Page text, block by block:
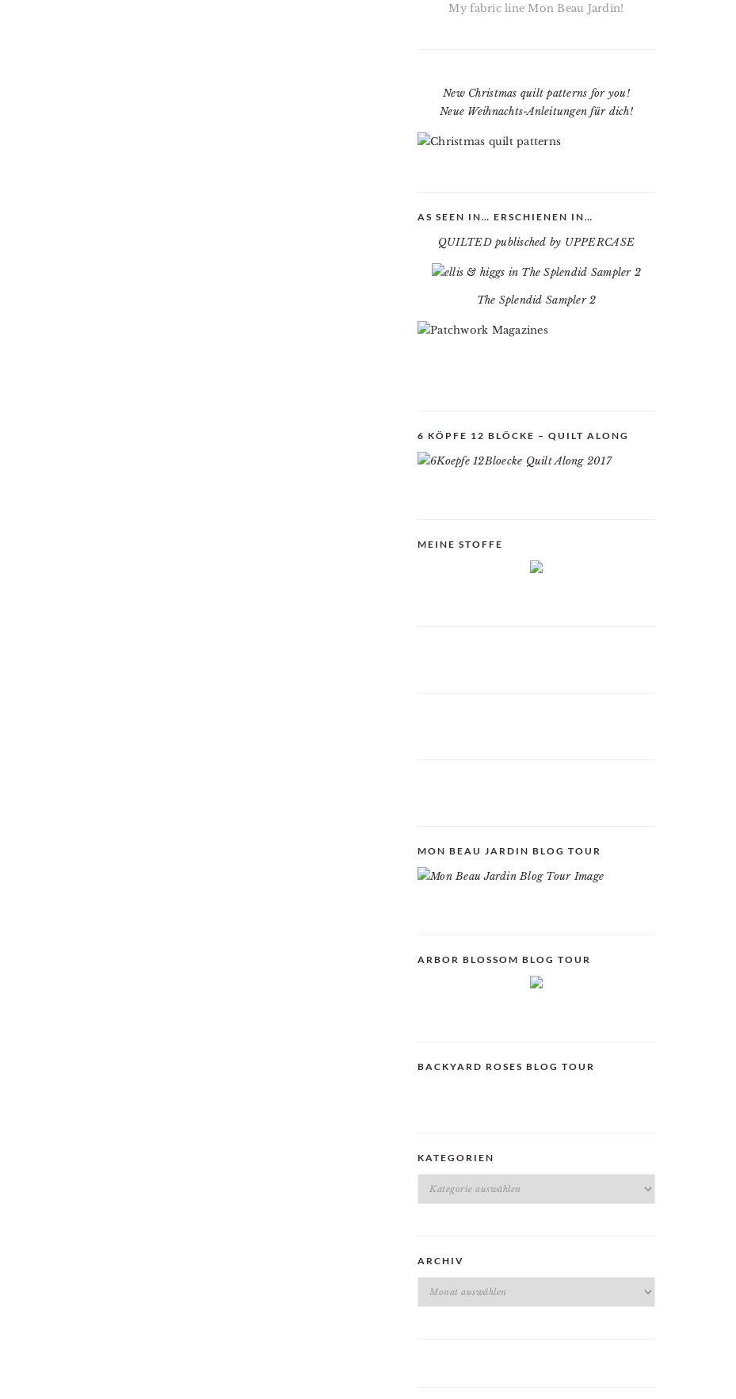
My fabric line Mon Beau Jardin!
New Christmas quilt patterns for you!
Neue Weihnachts-Anleitungen für dich!
AS SEEN IN… ERSCHIENEN IN…
QUILTED publisched by UPPERCASE
The Splendid Sampler 2
6 KÖPFE 12 BLÖCKE – QUILT ALONG
MEINE STOFFE
MON BEAU JARDIN BLOG TOUR
ARBOR BLOSSOM BLOG TOUR
BACKYARD ROSES BLOG TOUR
KATEGORIEN
Kategorien
ARCHIV
Archiv